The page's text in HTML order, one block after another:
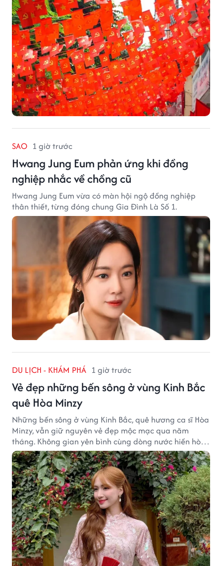
SAO 1 giờ trước
Hwang Jung Eum phản ứng khi đồng
nghiệp nhắc về chồng cũ
Hwang Jung Eum vừa có màn hội ngộ đồng nghiệp
thân thiết, từng đóng chung Gia Đình Là Số 1.
DU LỊCH - KHÁM PHÁ 1 giờ trước
Vẻ đẹp những bến sông ở vùng Kinh Bắc
quê Hòa Minzy
Những bến sông ở vùng Kinh Bắc, quê hương ca sĩ Hòa
Minzy, vẫn giữ nguyên vẻ đẹp mộc mạc qua năm
tháng. Không gian yên bình cùng dòng nước hiền hòa
tạo nên một góc Bắc Ninh rất đáng để khám phá.